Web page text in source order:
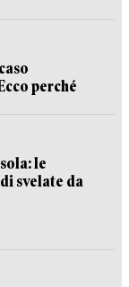
perché
le
svelate da